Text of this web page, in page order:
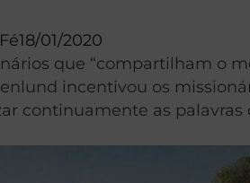
18/01/2020
que “compartilham o
incentivou os
continuamente as palavras